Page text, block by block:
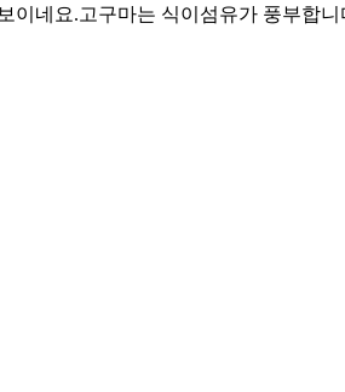
네요.고구마는 식이섬유가 풍부합